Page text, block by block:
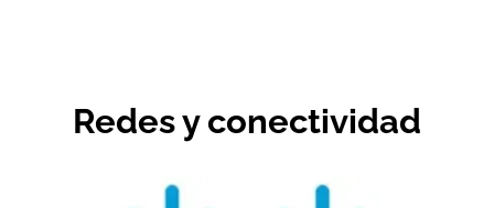
Redes y conectividad